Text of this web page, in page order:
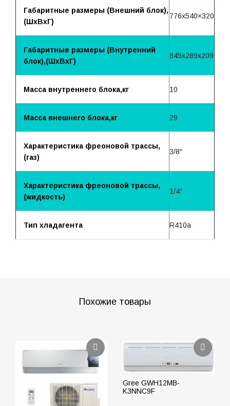
Габаритные размеры (Внешний блок),
(ШхВхГ)
776х540×320
Габаритные размеры (Внутренний
блок),(ШхВхГ)
845х289х209
Масса внутреннего блока,кг 10
Масса внешнего блока,кг 29
Характеристика фреоновой трассы,
(газ)
3/8″
Характеристика фреоновой трассы,
(жидкость)
1/4″
Тип хладагента R410a
Похожие товары
Gree GWH12MB-
K3NNC9F